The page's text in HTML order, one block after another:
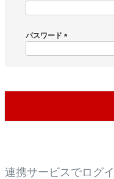
)
パスワード
連携サービスでログ